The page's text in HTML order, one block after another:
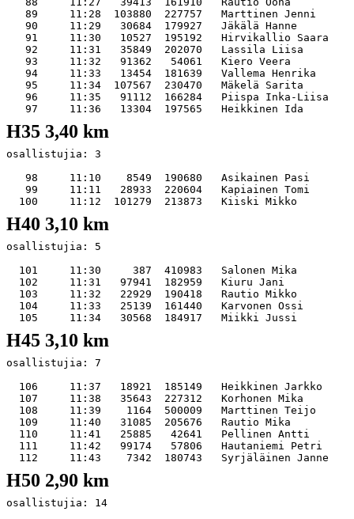
89     11:28  103880  227757
90     11:29   30684  179927
91     11:30   10527  195192
92     11:31   35849  202070
93     11:32   91362   54061
94     11:33   13454  181639
95     11:34  107567  230470
96     11:35   91112  166284
H35 3,40 km
osallistujia: 3
98     11:10    8549  190680
99     11:11   28933  220604
H40 3,10 km
osallistujia: 5
101     11:30     387  410983
102     11:31   97941  182959
103     11:32   22929  190418
104     11:33   25139  161440
H45 3,10 km
osallistujia: 7
106     11:37   18921  185149
107     11:38   35643  227312
108     11:39    1164  500009
109     11:40   31085  205676
110     11:41   25885   42641
111     11:42   99174   57806
H50 2,90 km
osallistujia: 14